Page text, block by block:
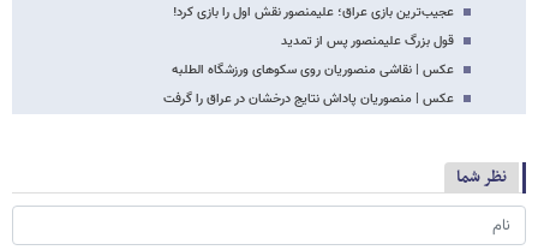
عجیب‌ترین بازی عراق؛ علیمنصور نقش اول را بازی کرد!
قول بزرگ علیمنصور پس از تمدید
عکس | نقاشی منصوریان روی سکوهای ورزشگاه الطلبه
عکس | منصوریان پاداش نتایج درخشان در عراق را گرفت
نظر شما